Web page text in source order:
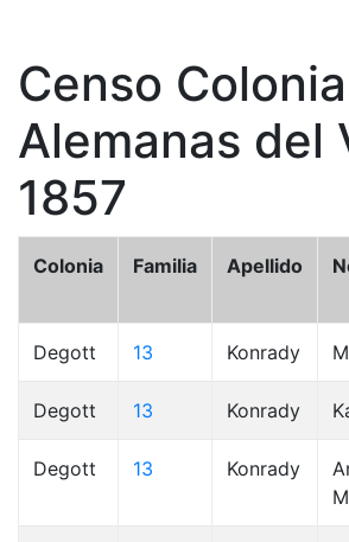
Censo
Alemanas del
1857
Colonia Familia Apellido
Degott 13 Konrady
Degott 13 Konrady
Degott 13 Konrady